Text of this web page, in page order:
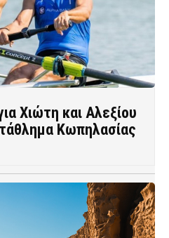
Χιώτη και Αλεξίου
Κωπηλασίας